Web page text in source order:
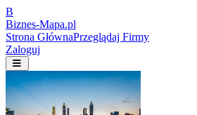
B
Biznes-Mapa.pl
Strona GłównaPrzeglądaj Firmy
Zaloguj